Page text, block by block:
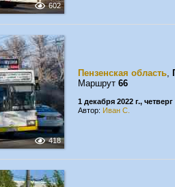
602
418
Пензенская область,
Маршрут 66
1 декабря 2022 г., четверг
Автор: Иван С.